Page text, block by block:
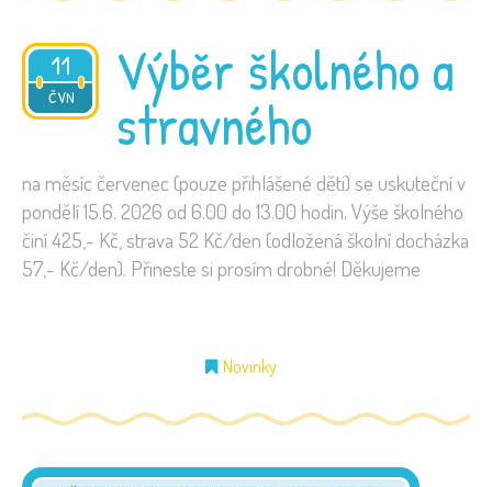
11
ČVN
2026 Výběr školného a
stravného
na měsíc červenec (pouze přihlášené děti) se uskuteční v
pondělí 15.6. 2026 od 6.00 do 13.00 hodin. Výše školného
činí 425,- Kč, strava 52 Kč/den (odložená školní docházka
57,- Kč/den). Přineste si prosím drobné! Děkujeme
Novinky